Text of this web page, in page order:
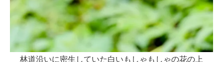
林道沿いに密生していた白いもしゃもしゃの花の上